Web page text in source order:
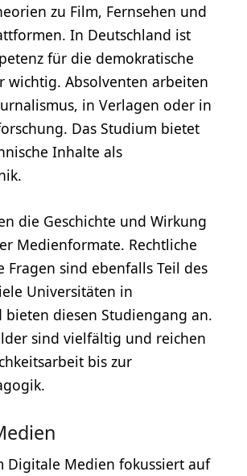
zu Film, Fernsehen und
In Deutschland ist
für die demokratische
wichtig. Absolventen arbeiten
in Verlagen oder in
Das Studium bietet
Inhalte als
die Geschichte und Wirkung
Medienformate. Rechtliche
Fragen sind ebenfalls Teil des
Universitäten in
bieten diesen Studiengang an.
sind vielfältig und reichen
bis zur
Digitale Medien fokussiert auf